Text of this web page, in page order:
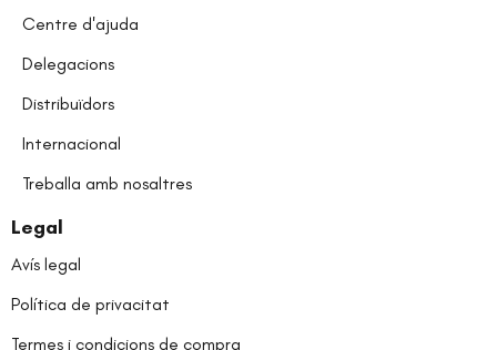
Centre d'ajuda
Delegacions
Distribuïdors
Internacional
Treballa amb nosaltres
Legal
Avís legal
Política de privacitat
Termes i condicions de compra